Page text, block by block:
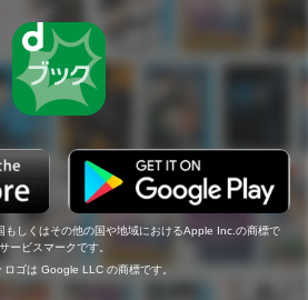
しくはその他の国や地域におけるApple Inc.の商標で
ービスマークです。
ゴは Google LLC の商標です。